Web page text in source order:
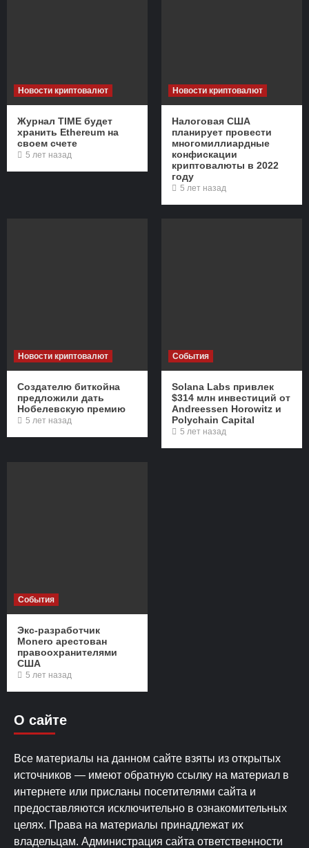
Новости криптовалют
Журнал TIME будет
хранить Ethereum на
своем счете
5 лет назад
Новости криптовалют
Налоговая США
планирует провести
многомиллиардные
конфискации
криптовалюты в 2022
году
5 лет назад
Новости криптовалют
Создателю биткойна
предложили дать
Нобелевскую премию
5 лет назад
События
Solana Labs привлек
$314 млн инвестиций от
Andreessen Horowitz и
Polychain Capital
5 лет назад
События
Экс-разработчик
Monero арестован
правоохранителями
США
5 лет назад
О сайте
Все материалы на данном сайте взяты из открытых
источников — имеют обратную ссылку на материал в
интернете или присланы посетителями сайта и
предоставляются исключительно в ознакомительных
целях. Права на материалы принадлежат их
владельцам. Администрация сайта ответственности